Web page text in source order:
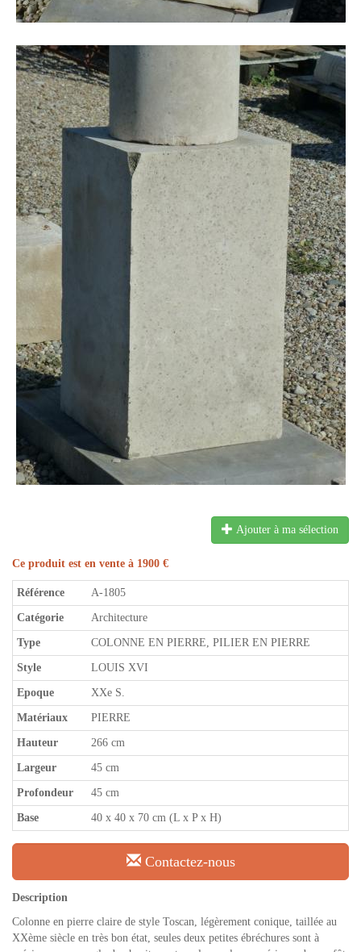
Ajouter à ma sélection
Ce produit est en vente à 1900 €
Référence A-1805
Catégorie Architecture
Type COLONNE EN PIERRE, PILIER EN PIERRE
Style LOUIS XVI
Epoque XXe S.
Matériaux PIERRE
Hauteur 266 cm
Largeur 45 cm
Profondeur 45 cm
Base 40 x 40 x 70 cm (L x P x H)
Contactez-nous
Description
Colonne en pierre claire de style Toscan, légèrement conique, taillée au
XXème siècle en très bon état, seules deux petites ébréchures sont à